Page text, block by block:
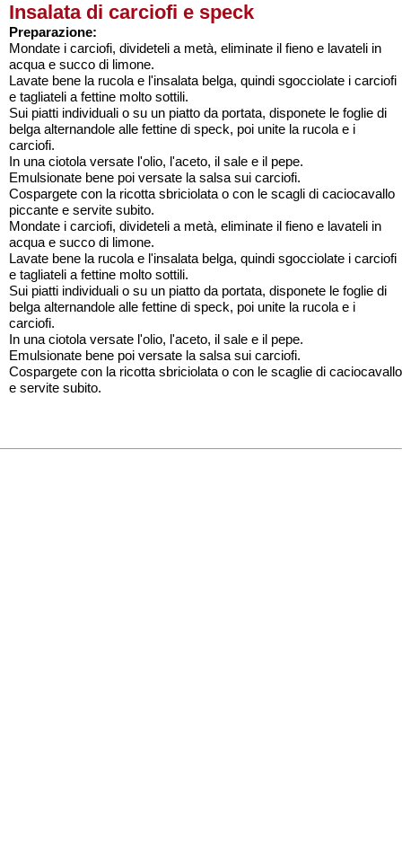
Insalata di carciofi e speck
Preparazione:
Mondate i carciofi, divideteli a metà, eliminate il fieno e lavateli in
acqua e succo di limone.
Lavate bene la rucola e l'insalata belga, quindi sgocciolate i carciofi
e tagliateli a fettine molto sottili.
Sui piatti individuali o su un piatto da portata, disponete le foglie di
belga alternandole alle fettine di speck, poi unite la rucola e i
carciofi.
In una ciotola versate l'olio, l'aceto, il sale e il pepe.
Emulsionate bene poi versate la salsa sui carciofi.
Cospargete con la ricotta sbriciolata o con le scagli di caciocavallo
piccante e servite subito.
Mondate i carciofi, divideteli a metà, eliminate il fieno e lavateli in
acqua e succo di limone.
Lavate bene la rucola e l'insalata belga, quindi sgocciolate i carciofi
e tagliateli a fettine molto sottili.
Sui piatti individuali o su un piatto da portata, disponete le foglie di
belga alternandole alle fettine di speck, poi unite la rucola e i
carciofi.
In una ciotola versate l'olio, l'aceto, il sale e il pepe.
Emulsionate bene poi versate la salsa sui carciofi.
Cospargete con la ricotta sbriciolata o con le scaglie di caciocavallo
e servite subito.